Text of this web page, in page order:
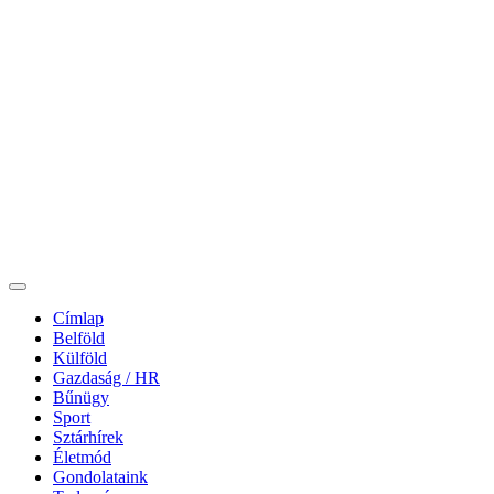
Címlap
Belföld
Külföld
Gazdaság / HR
Bűnügy
Sport
Sztárhírek
Életmód
Gondolataink